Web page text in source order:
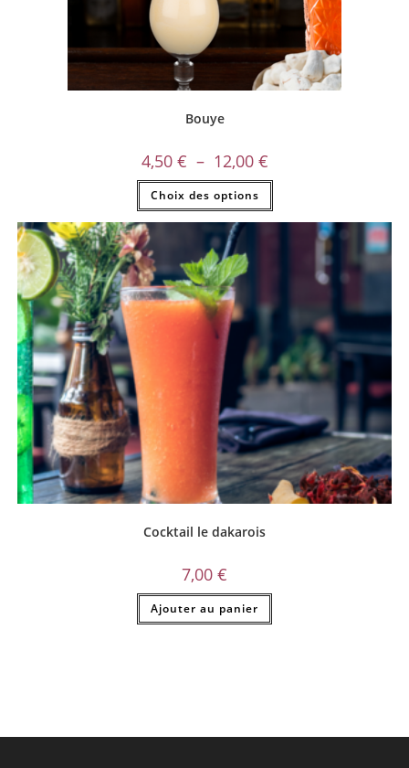
Bouye
4,50 € – 12,00 €
Choix des options
Cocktail le dakarois
7,00 €
Ajouter au panier